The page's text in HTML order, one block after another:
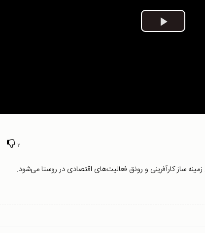
Play
2
زمینه ساز کارآفرینی و رونق فعالیت‌های اقتصادی در روستا می‌شود.